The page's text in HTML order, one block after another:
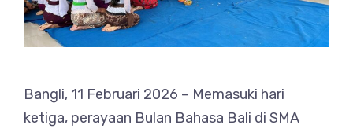
Bangli, 11 Februari 2026 – Memasuki hari
ketiga, perayaan Bulan Bahasa Bali di SMA